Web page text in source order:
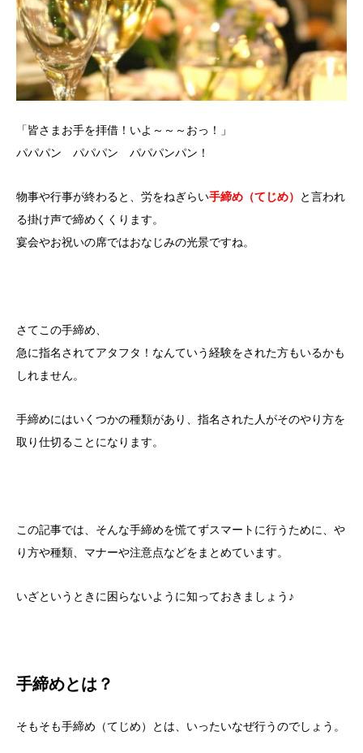
「皆さまお手を拝借！いよ～～～おっ！」
パパパン パパパン パパパンパン！
物事や行事が終わると、労をねぎらい手締め（てじめ）
と言われ
る掛け声で締めくくります。
宴会やお祝いの席ではおなじみの光景ですね。
さてこの手締め、
急に指名されてアタフタ！なんていう経験をされた方もいるかも
しれません。
手締めにはいくつかの種類があり、指名された人がそのやり方を
取り仕切ることになります。
この記事では、そんな手締めを慌てずスマートに行うために、や
り方や種類、マナーや注意点などをまとめています。
いざというときに困らないように知っておきましょう♪
手締めとは？
そもそも手締め（てじめ）とは、いったいなぜ行うのでしょう。